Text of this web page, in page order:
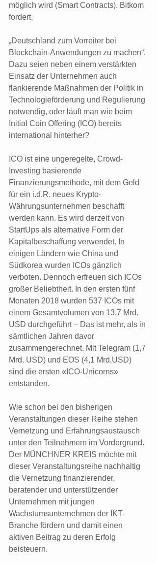
möglich wird (Smart Contracts). Bitkom
fordert,
„Deutschland zum Vorreiter bei
Blockchain-Anwendungen zu machen“.
Dazu seien neben einem verstärkten
Einsatz der Unternehmen auch
flankierende Maßnahmen der Politik in
Technologieförderung und Regulierung
notwendig, oder läuft man wie beim
Initial Coin Offering (ICO) bereits
international hinterher?
ICO ist eine ungeregelte, Crowd-
Investing basierende
Finanzierungsmethode, mit dem Geld
für ein i.d.R. neues Krypto-
Währungsunternehmen beschafft
werden kann. Es wird derzeit von
StartUps als alternative Form der
Kapitalbeschaffung verwendet. In
einigen Ländern wie China und
Südkorea wurden ICOs gänzlich
verboten. Dennoch erfreuen sich ICOs
großer Beliebtheit. In den ersten fünf
Monaten 2018 wurden 537 ICOs mit
einem Gesamtvolumen von 13,7 Mrd.
USD durchgeführt – Das ist mehr, als in
sämtlichen Jahren davor
zusammengerechnet. Mit Telegram (1,7
Mrd. USD) und EOS (4,1 Mrd.USD)
sind die ersten «ICO-Unicorns»
entstanden.
Wie schon bei den bisherigen
Veranstaltungen dieser Reihe stehen
Vernetzung und Erfahrungsaustausch
unter den Teilnehmern im Vordergrund.
Der MÜNCHNER KREIS möchte mit
dieser Veranstaltungsreihe nachhaltig
die Vernetzung finanzierender,
beratender und unterstützender
Unternehmen mit jungen
Wachstumsunternehmen der IKT-
Branche fördern und damit einen
aktiven Beitrag zu deren Erfolg
beisteuern.